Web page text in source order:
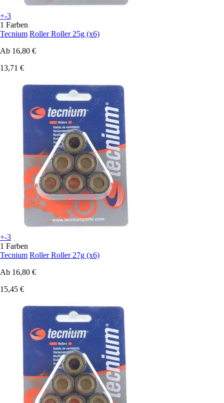
+-3
1 Farben
Tecnium Roller Roller 25g (x6)
Ab 16,80 €
13,71 €
+-3
1 Farben
Tecnium Roller Roller 27g (x6)
Ab 16,80 €
15,45 €